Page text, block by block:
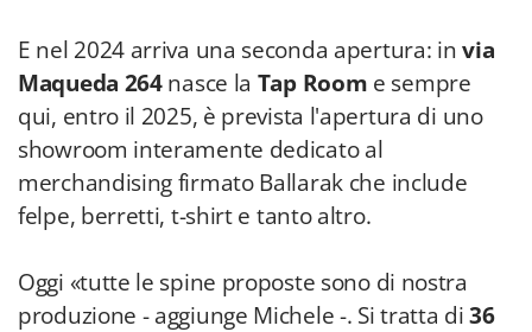
E nel 2024 arriva una seconda apertura: invia
Maqueda 264nasce la Tap Room e sempre
qui, entro il 2025, è prevista l'apertura di uno
showroom interamente dedicato al
merchandising firmato Ballarak che include
felpe, berretti, t-shirt e tanto altro.
Oggi «tutte le spine proposte sono di nostra
produzione - aggiunge Michele -. Si tratta di36